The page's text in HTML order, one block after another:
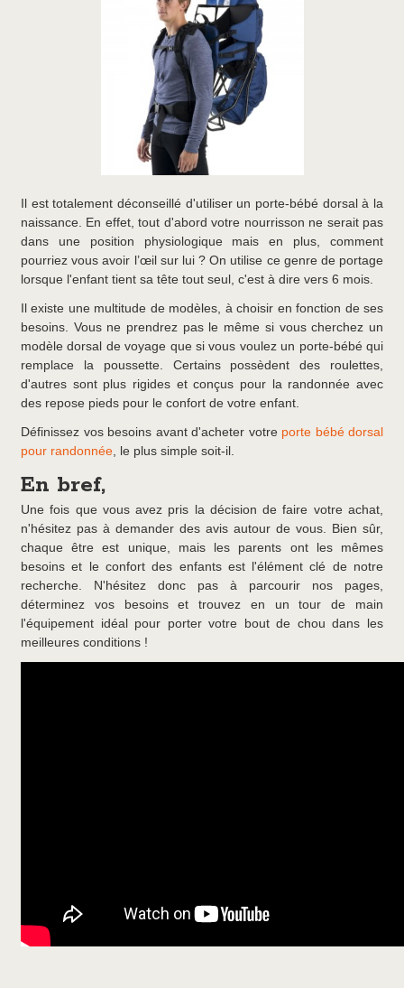
Il est totalement déconseillé d'utiliser un porte-bébé dorsal à la
naissance. En effet, tout d'abord votre nourrisson ne serait pas
dans une position physiologique mais en plus, comment
pourriez vous avoir l’œil sur lui ? On utilise ce genre de portage
lorsque l'enfant tient sa tête tout seul, c'est à dire vers 6 mois.
Il existe une multitude de modèles, à choisir en fonction de ses
besoins. Vous ne prendrez pas le même si vous cherchez un
modèle dorsal de voyage que si vous voulez un porte-bébé qui
remplace la poussette. Certains possèdent des roulettes,
d'autres sont plus rigides et conçus pour la randonnée avec
des repose pieds pour le confort de votre enfant.
Définissez vos besoins avant d'acheter votre porte bébé dorsal
pour randonnée, le plus simple soit-il.
En bref,
Une fois que vous avez pris la décision de faire votre achat,
n'hésitez pas à demander des avis autour de vous. Bien sûr,
chaque être est unique, mais les parents ont les mêmes
besoins et le confort des enfants est l'élément clé de notre
recherche. N'hésitez donc pas à parcourir nos pages,
déterminez vos besoins et trouvez en un tour de main
l'équipement idéal pour porter votre bout de chou dans les
meilleures conditions !